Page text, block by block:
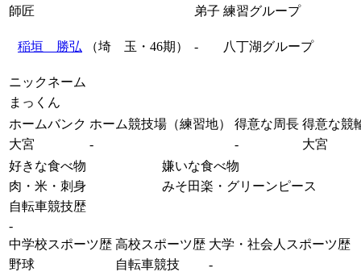
師匠
弟子 練習グループ
稲垣 勝弘 （埼 玉・46期） - 八丁湖グループ
ニックネーム
まっくん
ホームバンク ホーム競技場（練習地） 得意な周長 得意な競
大宮
- -
大宮
好きな食べ物
嫌いな食べ物
肉・米・刺身
みそ田楽・グリーンピース
自転車競技歴
-
中学校スポーツ歴 高校スポーツ歴 大学・社会人スポーツ歴
野球
自転車競技
-